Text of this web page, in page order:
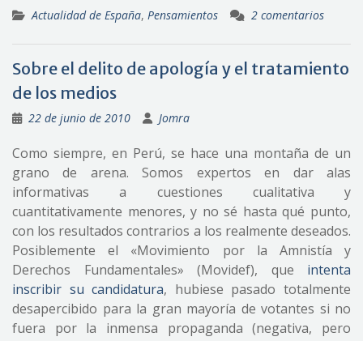
Actualidad de España, Pensamientos 2 comentarios
Sobre el delito de apología y el tratamiento
de los medios
22 de junio de 2010 Jomra
Como siempre, en Perú, se hace una montaña de un
grano de arena. Somos expertos en dar alas
informativas a cuestiones cualitativa y
cuantitativamente menores, y no sé hasta qué punto,
con los resultados contrarios a los realmente deseados.
Posiblemente el «Movimiento por la Amnistía y
Derechos Fundamentales» (Movidef), que intenta
inscribir su candidatura, hubiese pasado totalmente
desapercibido para la gran mayoría de votantes si no
fuera por la inmensa propaganda (negativa, pero